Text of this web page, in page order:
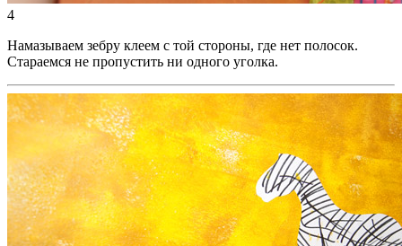
4
Намазываем зебру клеем с той стороны, где нет полосок.
Стараемся не пропустить ни одного уголка.